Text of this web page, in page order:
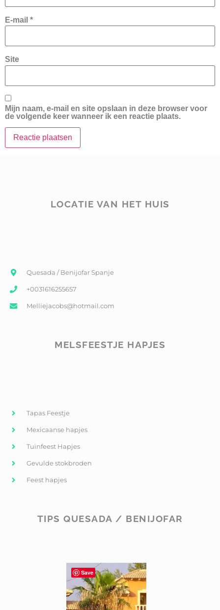
E-mail *
Site
Mijn naam, e-mail en site opslaan in deze browser voor
de volgende keer wanneer ik een reactie plaats.
LOCATIE VAN HET HUIS
Quesada / Benijofar Spanje
+0031616255657
Melliejacobs@hotmail.com
MELSFEESTJE HAPJES
Tapas Feestje
Mexicaanse hapjes
Tuinfeest Hapjes
Gevulde stokbroden
Feest hapjes
TIPS QUESADA / BENIJOFAR
Save